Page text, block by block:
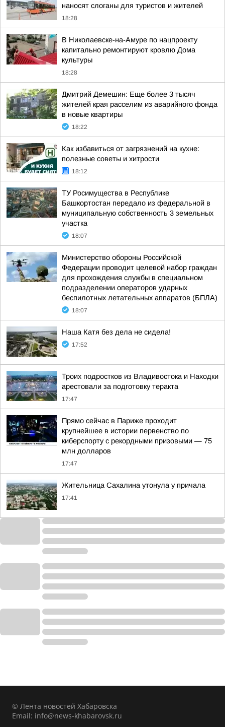
наносят слоганы для туристов и жителей
18:28
В Николаевске-на-Амуре по нацпроекту
капитально ремонтируют кровлю Дома
культуры
18:28
Дмитрий Демешин: Еще более 3 тысяч
жителей края расселим из аварийного фонда
в новые квартиры
18:22
Как избавиться от загрязнений на кухне:
полезные советы и хитрости
18:12
ТУ Росимущества в Республике
Башкортостан передало из федеральной в
муниципальную собственность 3 земельных
участка
18:07
Министерство обороны Российской
Федерации проводит целевой набор граждан
для прохождения службы в специальном
подразделении операторов ударных
беспилотных летательных аппаратов (БПЛА)
18:07
Наша Катя без дела не сидела!
17:52
Троих подростков из Владивостока и Находки
арестовали за подготовку теракта
17:47
Прямо сейчас в Париже проходит
крупнейшее в истории первенство по
киберспорту с рекордными призовыми — 75
млн долларов
17:47
Жительница Сахалина утонула у причала
17:41
© Лента новостей Хабаровска
Email: info@news-khabarovsk.ru